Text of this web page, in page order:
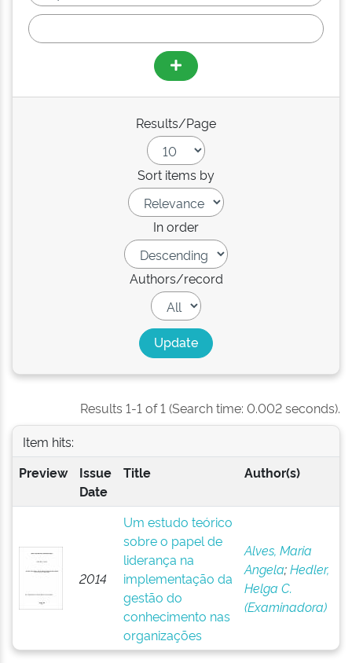
Results/Page
Sort items by
In order
Authors/record
Results 1-1 of 1 (Search time: 0.002 seconds).
Item hits:
Preview
Issue
Date
Title Author(s)
2014
Um estudo teórico
sobre o papel de
liderança na
implementação da
gestão do
conhecimento nas
organizações
Alves, Maria
Angela;Hedler,
Helga C.
(Examinadora)